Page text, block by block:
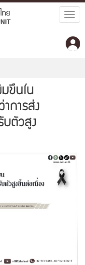
มขึ้นใน
การส่ง
บตัวสูง